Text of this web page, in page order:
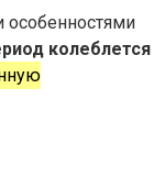
особенностями
колеблется